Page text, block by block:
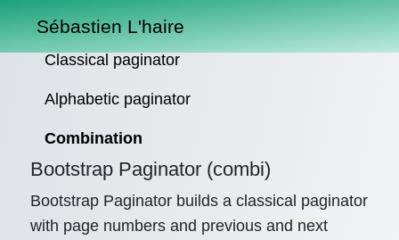
Sébastien L'haire
Classical paginator
Alphabetic paginator
Combination
Bootstrap Paginator (combi)
Bootstrap Paginator builds a classical paginator
with page numbers and previous and next